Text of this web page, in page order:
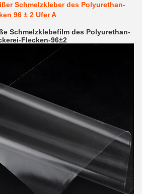
Schmelzkleber des Polyurethan-
96 ± 2 Ufer A
Schmelzklebefilm des Polyurethan-
Flecken-96±2